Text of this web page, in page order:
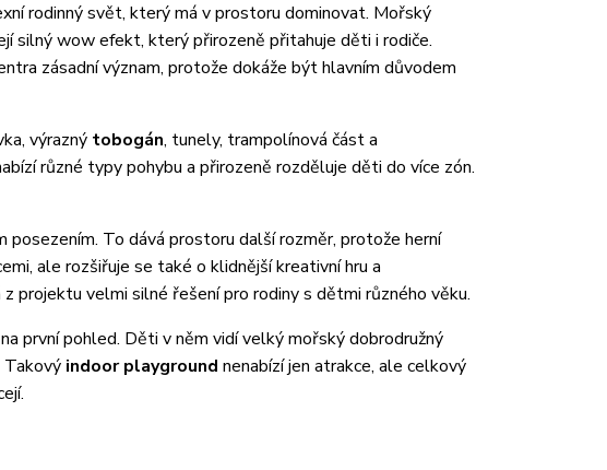
rodinný svět, který má v prostoru dominovat. Mořský
silný wow efekt, který přirozeně přitahuje děti i rodiče.
zásadní význam, protože dokáže být hlavním důvodem
výrazný tobogán, tunely, trampolínová část a
různé typy pohybu a přirozeně rozděluje děti do více zón.
To dává prostoru další rozměr, protože herní
ale rozšiřuje se také o klidnější kreativní hru a
projektu velmi silné řešení pro rodiny s dětmi různého věku.
první pohled. Děti v něm vidí velký mořský dobrodružný
indoor playground nenabízí jen atrakce, ale celkový